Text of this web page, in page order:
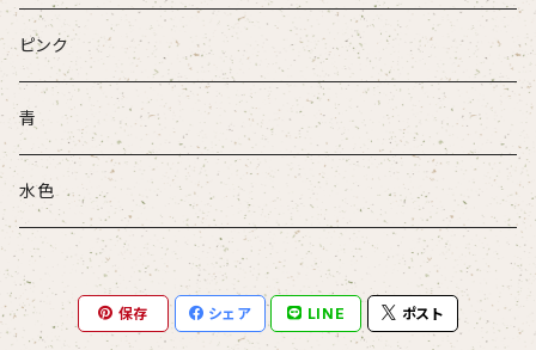
ピンク
青
水色
保存 シェア LINE ポスト